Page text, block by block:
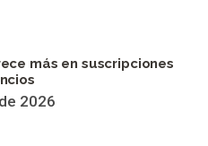
más en suscripciones
2026